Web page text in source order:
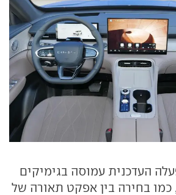
העדכנית עמוסה בגימיקים
כמו בחירה בין אפקט תאורה של